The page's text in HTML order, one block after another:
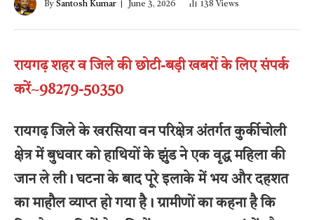
By Santosh Kumar June 3, 2026 138 Views
रायगढ़ शहर व जिले की छोटी-बड़ी खबरों के लिए संपर्क
करें~98279-50350
रायगढ़ जिले के खरसिया वन परिक्षेत्र अंतर्गत कुर्कीचोली
क्षेत्र में बुधवार को हाथियों के झुंड ने एक वृद्ध महिला की
जान ले ली। घटना के बाद पूरे इलाके में भय और दहशत
का माहौल व्याप्त हो गया है। ग्रामीणों का कहना है कि